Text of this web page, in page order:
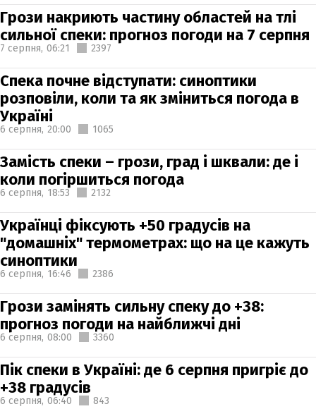
Грози накриють частину областей на тлі
сильної спеки: прогноз погоди на 7 серпня
7 серпня, 06:21 2397
Спека почне відступати: синоптики
розповіли, коли та як зміниться погода в
Україні
6 серпня, 20:00 1065
Замість спеки – грози, град і шквали: де і
коли погіршиться погода
6 серпня, 18:53 2132
Українці фіксують +50 градусів на
"домашніх" термометрах: що на це кажуть
синоптики
6 серпня, 16:46 2386
Грози замінять сильну спеку до +38:
прогноз погоди на найближчі дні
6 серпня, 08:00 3360
Пік спеки в Україні: де 6 серпня пригріє до
+38 градусів
6 серпня, 06:40 843